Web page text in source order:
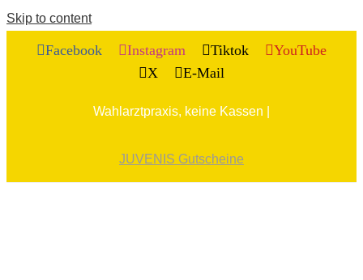
Skip to content
Facebook Instagram Tiktok
YouTube
X
E-Mail
Wahlarztpraxis, keine Kassen |
JUVENIS Gutscheine